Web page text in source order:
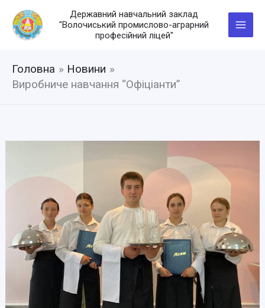
вмісту
Державний навчальний заклад
"Волочиський промислово-аграрний
професійний ліцей"
Головна
Новини
Виробниче навчання “Офіціанти”